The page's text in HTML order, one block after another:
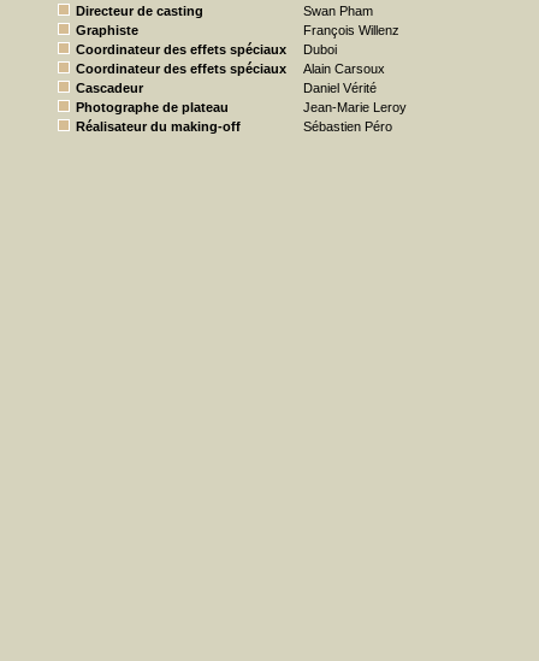
Directeur de casting
Swan Pham
Graphiste
François Willenz
Coordinateur des effets spéciaux
Duboi
Coordinateur des effets spéciaux
Alain Carsoux
Cascadeur
Daniel Vérité
Photographe de plateau
Jean-Marie Leroy
Réalisateur du making-off
Sébastien Péro